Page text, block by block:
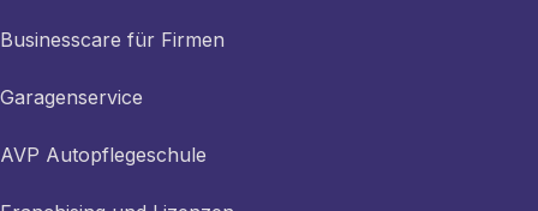
Businesscare für Firmen
Garagenservice
AVP Autopflegeschule